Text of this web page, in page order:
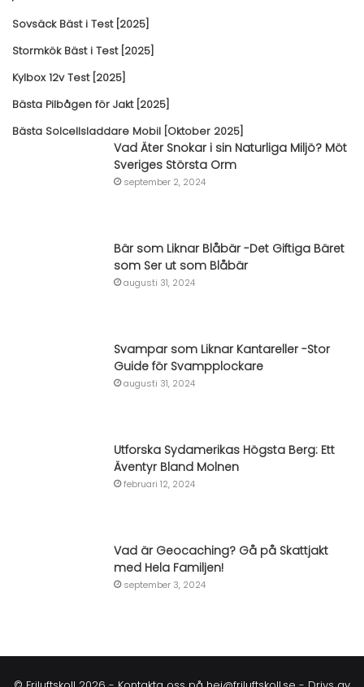
Sovsäck Bäst i Test [2025]
Stormkök Bäst i Test [2025]
Kylbox 12v Test [2025]
Bästa Pilbågen för Jakt [2025]
Bästa Solcellsladdare Mobil [Oktober 2025]
Vad Äter Snokar i sin Naturliga Miljö? Möt
Sveriges Största Orm
september 2, 2024
Bär som Liknar Blåbär -Det Giftiga Bäret
som Ser ut som Blåbär
augusti 31, 2024
Svampar som Liknar Kantareller -Stor
Guide för Svampplockare
augusti 31, 2024
Utforska Sydamerikas Högsta Berg: Ett
Äventyr Bland Molnen
februari 12, 2024
Vad är Geocaching? Gå på Skattjakt
med Hela Familjen!
september 3, 2024